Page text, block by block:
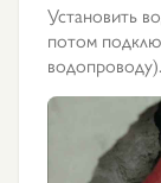
Установить
потом
водопроводу).